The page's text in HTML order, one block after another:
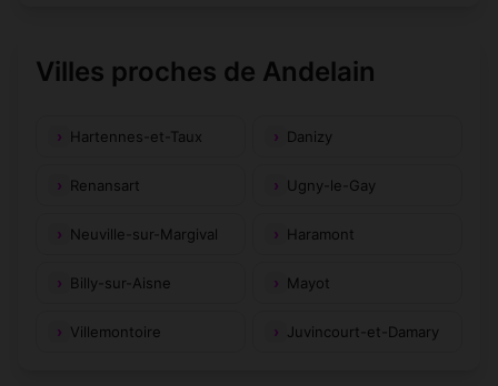
Villes proches de Andelain
Hartennes-et-Taux Danizy
Renansart Ugny-le-Gay
Neuville-sur-Margival Haramont
Billy-sur-Aisne Mayot
Villemontoire Juvincourt-et-Damary